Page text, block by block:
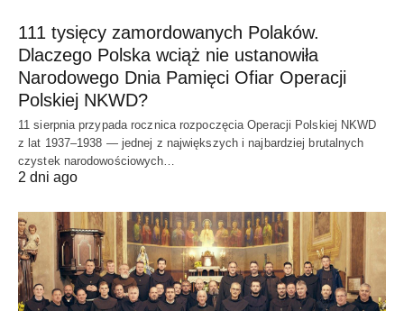
111 tysięcy zamordowanych Polaków.
Dlaczego Polska wciąż nie ustanowiła
Narodowego Dnia Pamięci Ofiar Operacji
Polskiej NKWD?
11 sierpnia przypada rocznica rozpoczęcia Operacji Polskiej NKWD
z lat 1937–1938 — jednej z największych i najbardziej brutalnych
czystek narodowościowych…
2 dni ago